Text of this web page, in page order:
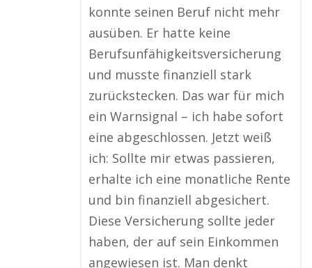
konnte seinen Beruf nicht mehr
ausüben. Er hatte keine
Berufsunfähigkeitsversicherung
und musste finanziell stark
zurückstecken. Das war für mich
ein Warnsignal – ich habe sofort
eine abgeschlossen. Jetzt weiß
ich: Sollte mir etwas passieren,
erhalte ich eine monatliche Rente
und bin finanziell abgesichert.
Diese Versicherung sollte jeder
haben, der auf sein Einkommen
angewiesen ist. Man denkt